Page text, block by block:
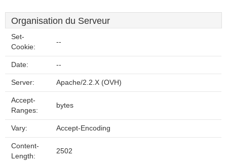
Organisation du Serveur
Set-
Cookie:
--
Date: --
Server: Apache/2.2.X (OVH)
Accept-
Ranges:
bytes
Vary: Accept-Encoding
Content-
Length:
2502